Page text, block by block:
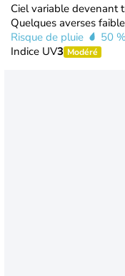
Ciel variable devenant
Quelques averses
Risque de pluie
50 %
Indice UV3 Modéré